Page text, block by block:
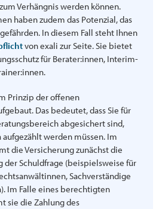
Verhängnis werden können.
haben zudem das Potenzial, das
In diesem Fall steht Ihnen
von exali zur Seite. Sie bietet
für Berater:innen, Interim-
Prinzip der offenen
Das bedeutet, dass Sie für
abgesichert sind,
aufgezählt werden müssen. Im
die Versicherung zunächst die
der Schuldfrage (beispielsweise für
Sachverständige
Im Falle eines berechtigten
sie die Zahlung des